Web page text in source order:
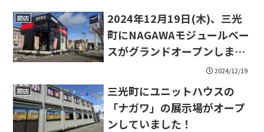
開店
2024年12月19日(木)、三光
町にNAGAWAモジュールベー
スがグランドオープンしま
2024/12/19
開店
三光町にユニットハウスの
「ナガワ」の展示場がオープ
ンしていました！